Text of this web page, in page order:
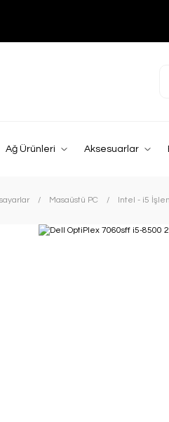
Ağ Ürünleri Aksesuarlar
Masaüstü PC Intel - i5